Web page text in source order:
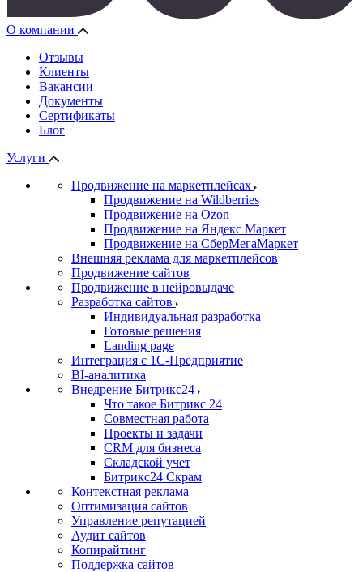
О компании
Отзывы
Клиенты
Вакансии
Документы
Сертификаты
Блог
Услуги
Продвижение на маркетплейсах
Продвижение на Wildberries
Продвижение на Ozon
Продвижение на Яндекс Маркет
Продвижение на СберМегаМаркет
Внешняя реклама для маркетплейсов
Продвижение сайтов
Продвижение в нейровыдаче
Разработка сайтов
Индивидуальная разработка
Готовые решения
Landing page
Интеграция с 1С-Предприятие
BI-аналитика
Внедрение Битрикс24
Что такое Битрикс 24
Совместная работа
Проекты и задачи
СRМ для бизнеса
Складской учет
Битрикс24 Скрам
Контекстная реклама
Оптимизация сайтов
Управление репутацией
Аудит сайтов
Копирайтинг
Поддержка сайтов